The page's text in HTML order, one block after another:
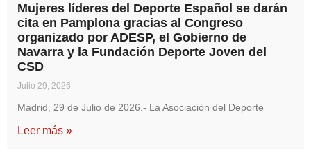
Mujeres líderes del Deporte Español se darán
cita en Pamplona gracias al Congreso
organizado por ADESP, el Gobierno de
Navarra y la Fundación Deporte Joven del
CSD
Julio 29, 2026
Madrid, 29 de Julio de 2026.- La Asociación del Deporte
Leer más »